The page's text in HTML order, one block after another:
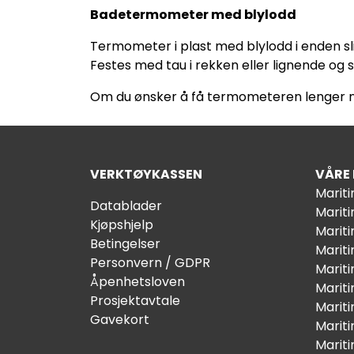
Badetermometer med blylodd
Termometer i plast med blylodd i enden
Festes med tau i rekken eller lignende og
Om du ønsker å få termometeren lenger
VERKTØYKASSEN
Datablader
Kjøpshjelp
Betingelser
Personvern / GDPR
Åpenhetsloven
Prosjektavtale
Gavekort
VÅRE